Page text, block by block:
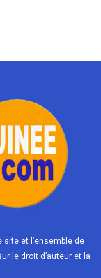
et l’ensemble de
le droit d’auteur et la